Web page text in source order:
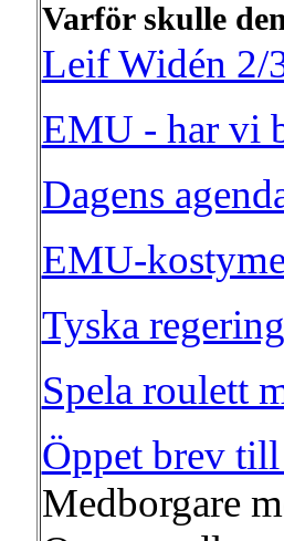
Varför skulle
Leif Widén 2/
EMU - har vi
Dagens
EMU-
Tyska
Spela roulett
Öppet brev
Medborgare